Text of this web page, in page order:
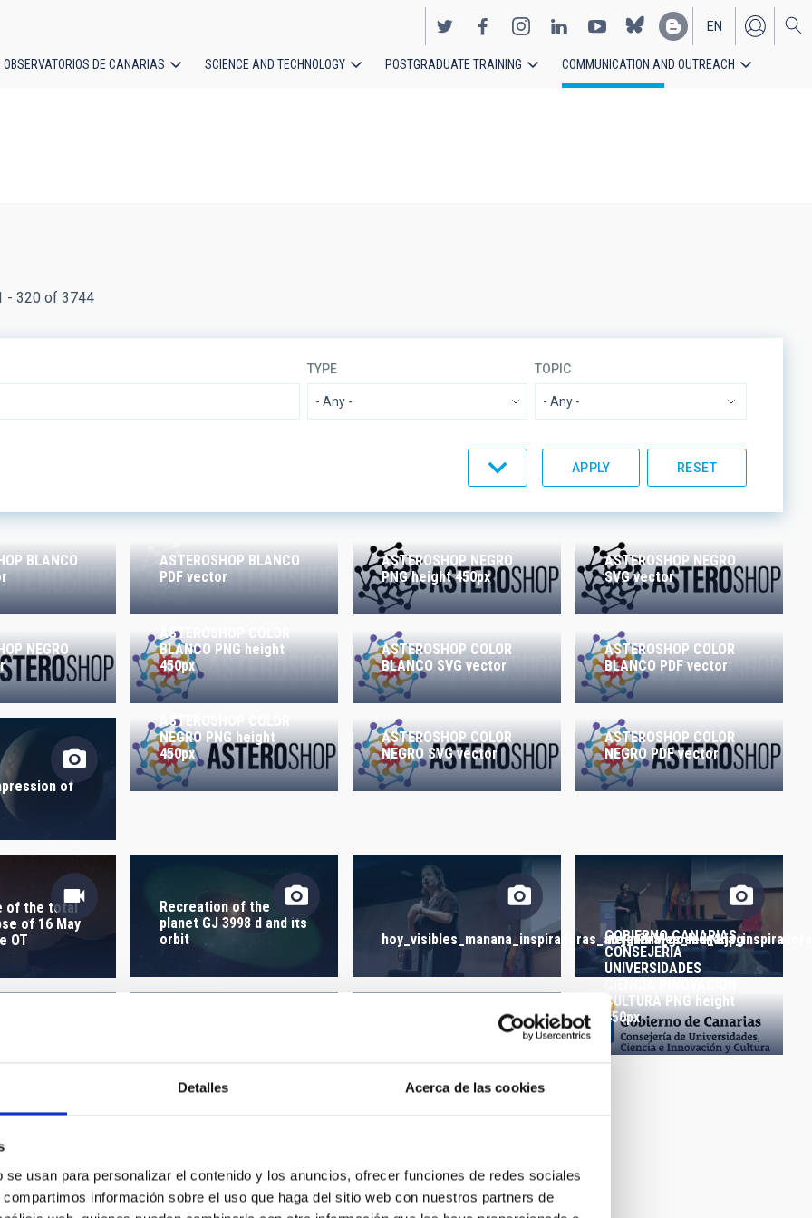
Detalles Acerca de las cookies
usan para personalizar el contenido y los anuncios, ofrecer funciones de redes sociales
información sobre el uso que haga del sitio web con nuestros partners de
EN
ES
OBSERVATORIOS DE CANARIAS SCIENCE AND TECHNOLOGY POSTGRADUATE TRAINING COMMUNICATION AND OUTREACH
- 320 of 3744
TYPE TOPIC
- Any -
BLANCO
ASTEROSHOP BLANCO
PDF vector
ASTEROSHOP NEGRO
PNG height 450px
ASTEROSHOP NEGRO
SVG vector
NEGRO
ASTEROSHOP COLOR
BLANCO PNG height
450px
ASTEROSHOP COLOR
BLANCO SVG vector
ASTEROSHOP COLOR
BLANCO PDF vector
of
ASTEROSHOP COLOR
NEGRO PNG height
450px
ASTEROSHOP COLOR
NEGRO SVG vector
ASTEROSHOP COLOR
NEGRO PDF vector
of the total
of 16 May
OT
Recreation of the
planet GJ 3998 d and its
orbit
hoy_visibles_manana_inspiradoras_alejandra_goded_2.jpg
sostienen la mitad del
GOBIERNO CANARIAS
CONSEJERIA
UNIVERSIDADES
CULTURA PNG height
450px